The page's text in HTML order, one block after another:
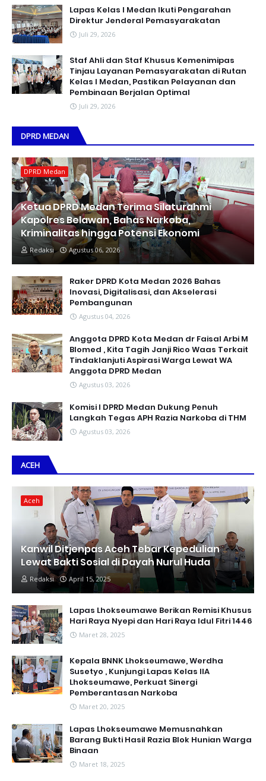
Lapas Kelas I Medan Ikuti Pengarahan
Direktur Jenderal Pemasyarakatan
Juli 29, 2026
Staf Ahli dan Staf Khusus Kemenimipas
Tinjau Layanan Pemasyarakatan di Rutan
Kelas I Medan, Pastikan Pelayanan dan
Pembinaan Berjalan Optimal
Juli 29, 2026
DPRD MEDAN
DPRD Medan
Ketua DPRD Medan Terima Silaturahmi
Kapolres Belawan, Bahas Narkoba,
Kriminalitas hingga Potensi Ekonomi
Redaksi Agustus 06, 2026
Raker DPRD Kota Medan 2026 Bahas
Inovasi, Digitalisasi, dan Akselerasi
Pembangunan
Agustus 04, 2026
Anggota DPRD Kota Medan dr Faisal Arbi M
Blomed , Kita Tagih Janji Rico Waas Terkait
Tindaklanjuti Aspirasi Warga Lewat WA
Anggota DPRD Medan
Agustus 03, 2026
Komisi I DPRD Medan Dukung Penuh
Langkah Tegas APH Razia Narkoba di THM
Agustus 03, 2026
ACEH
Aceh
Kanwil Ditjenpas Aceh Tebar Kepedulian
Lewat Bakti Sosial di Dayah Nurul Huda
Redaksi April 15, 2025
Lapas Lhokseumawe Berikan Remisi Khusus
Hari Raya Nyepi dan Hari Raya Idul Fitri 1446
Maret 28, 2025
Kepala BNNK Lhokseumawe, Werdha
Susetyo , Kunjungi Lapas Kelas IIA
Lhokseumawe, Perkuat Sinergi
Pemberantasan Narkoba
Maret 20, 2025
Lapas Lhokseumawe Memusnahkan
Barang Bukti Hasil Razia Blok Hunian Warga
Binaan
Maret 18, 2025